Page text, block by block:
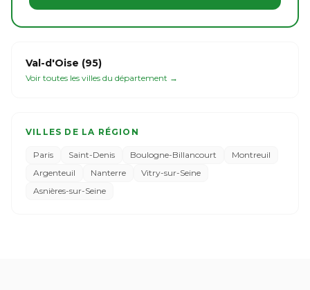
Val-d'Oise (95)
Voir toutes les villes du département →
VILLES DE LA RÉGION
Paris Saint-Denis Boulogne-Billancourt
Montreuil
Argenteuil
Nanterre
Vitry-sur-Seine
Asnières-sur-Seine